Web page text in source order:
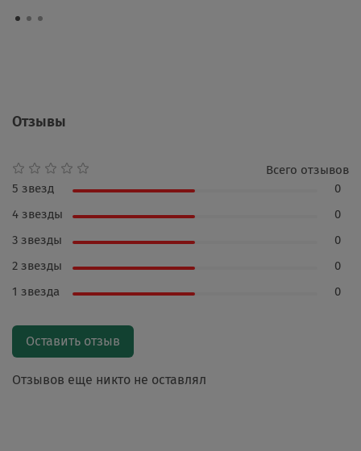
Отзывы
Отзывов еще никто не оставлял
Всего отзывов
5 звезд
0
4 звезды
0
3 звезды
0
2 звезды
0
1 звезда
0
Оставить отзыв